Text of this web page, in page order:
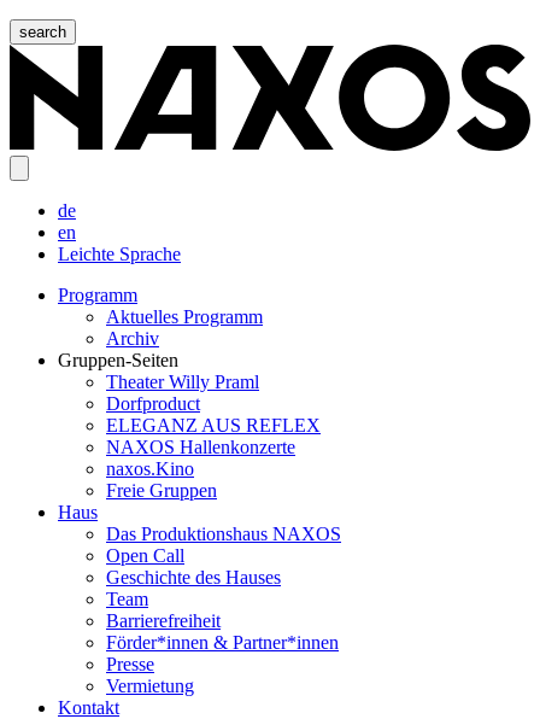
search
de
en
Leichte Sprache
Programm
Aktuelles Programm
Archiv
Gruppen-Seiten
Theater Willy Praml
Dorfproduct
ELEGANZ AUS REFLEX
NAXOS Hallenkonzerte
naxos.Kino
Freie Gruppen
Haus
Das Produktionshaus NAXOS
Open Call
Geschichte des Hauses
Team
Barrierefreiheit
Förder*innen & Partner*innen
Presse
Vermietung
Kontakt